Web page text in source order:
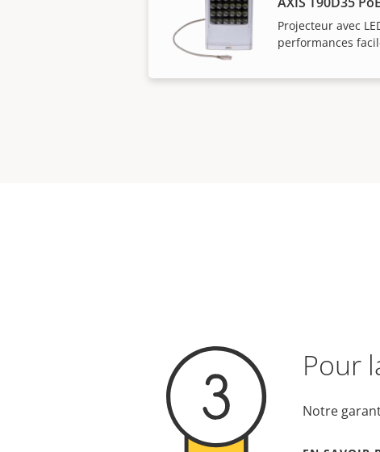
Projecteur avec
performances
Pour
Notre